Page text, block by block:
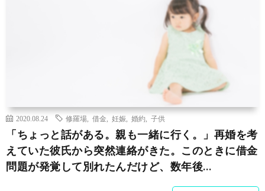
2020.08.24 修羅場 借金 妊娠 婚約 子供
「ちょっと話がある。親も一緒に行く。」再婚を考
えていた彼氏から突然連絡がきた。このときに借金
問題が発覚して別れたんだけど、数年後…